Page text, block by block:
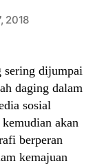
2018
sering dijumpai
daging dalam
sosial
akan
berperan
kemajuan